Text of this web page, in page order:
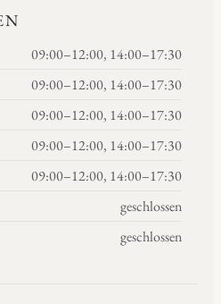
09:00–12:00, 14:00–17:30
09:00–12:00, 14:00–17:30
09:00–12:00, 14:00–17:30
09:00–12:00, 14:00–17:30
09:00–12:00, 14:00–17:30
geschlossen
geschlossen